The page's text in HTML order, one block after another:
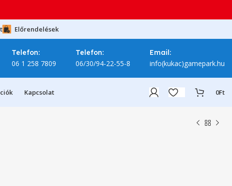
Előrendelések
Telefon:
06 1 258 7809
Telefon:
06/30/94-22-55-8
Email:
info(kukac)gamepark.hu
Kapcsolat 0Ft